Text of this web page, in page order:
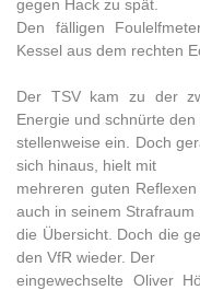
gegen Hack zu spät.
Den fälligen
Kessel aus dem rechten
Der TSV kam zu der
Energie und schnürte den
stellenweise ein. Doch
sich hinaus, hielt mit
mehreren guten
auch in seinem Strafraum
die Übersicht. Doch die
den VfR wieder. Der
eingewechselte Oliver